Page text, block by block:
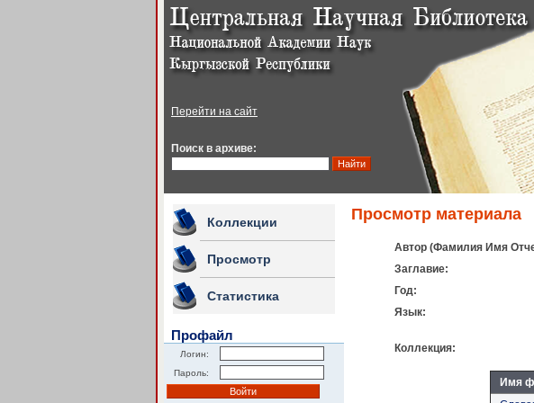
Перейти на сайт
Поиск в архиве:
Коллекции
Просмотр
Статистика
Профайл
Логин:
Пароль:
Просмотр материала
Автор (Фамилия Имя
Заглавие:
Год:
Язык:
Коллекция:
Имя